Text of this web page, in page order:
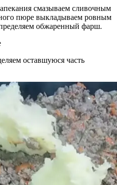
смазываем сливочным
пюре выкладываем ровным
обжаренный фарш.
оставшуюся часть